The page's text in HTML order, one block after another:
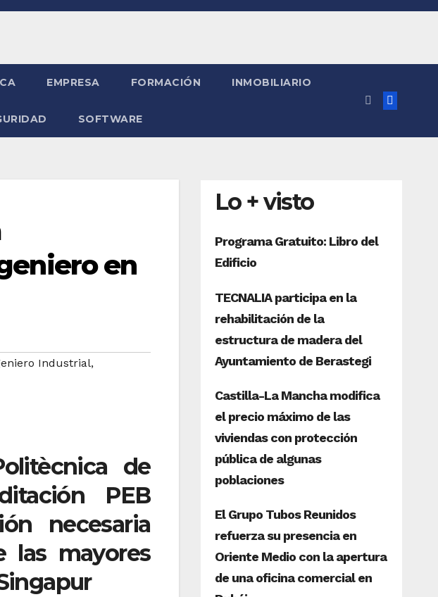
EMPRESA FORMACIÓN INMOBILIARIO
SOFTWARE
en
Industrial,
de
PEB
necesaria
las mayores
Lo + visto